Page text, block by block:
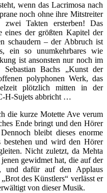
wenn das Lacrimosa nach
noch ohne ihre Mitstreiter
zwei Takten ersterben! Das
eines der größten Kapitel der
schaudern – der Abbruch ist
ein so unumkehrbares wie
ist ansonsten nur noch im
Sebastian Bachs „Kunst der
polyphonen Werk, das
plötzlich mitten in der
H-Sujets abbricht …
die kurze Motette Ave verum
Ende bringt und den Hörer
bleibt dieses enorme
bestehen und wird den Hörer
Nicht zuletzt, da Mehta
gewidmet hat, die auf der
und dafür auf den Applaus
des Künstlers“ verlässt er
von dieser Musik.